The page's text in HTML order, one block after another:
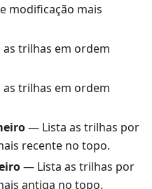
modificação mais
trilhas em ordem
trilhas em ordem
— Lista as trilhas por
recente no topo.
— Lista as trilhas por
antiga no topo.